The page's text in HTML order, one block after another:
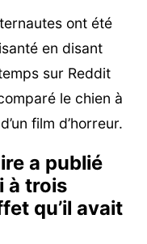
ont été
en disant
sur Reddit
le chien à
film d’horreur.
a publié
à trois
qu’il avait